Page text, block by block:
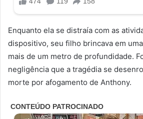
Enquanto ela se distraía com as
dispositivo, seu filho brincava em
mais de um metro de profundidade.
negligência que a tragédia se
morte por afogamento de Anthony.